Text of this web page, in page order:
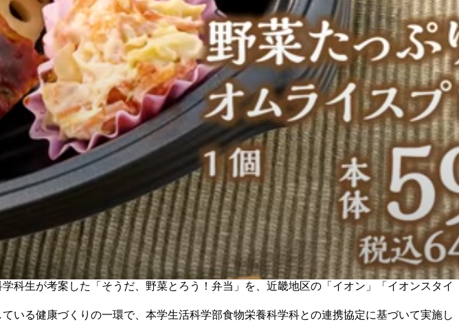
生が考案した「そうだ、野菜とろう！弁当」を、近畿地区の「イオン」「イオンスタイ
る健康づくりの一環で、本学生活科学部食物栄養科学科との連携協定に基づいて実施し